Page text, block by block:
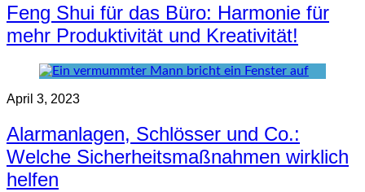
Feng Shui für das Büro: Harmonie für
mehr Produktivität und Kreativität!
April 3, 2023
Alarmanlagen, Schlösser und Co.:
Welche Sicherheitsmaßnahmen wirklich
helfen